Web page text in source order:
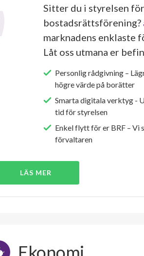
Sitter du i styrelsen
bostadsrättsförening?
marknadens enklaste
Låt oss utmana er
Personlig rådgivning –
högre värde på borätter
Smarta digitala verktyg -
tid för styrelsen
Enkel flytt för er BRF – Vi
förvaltaren
LÄS MER